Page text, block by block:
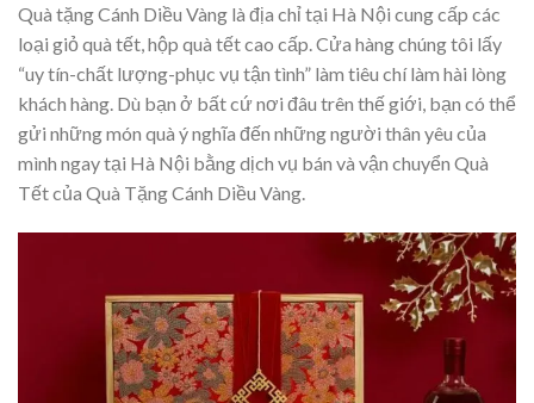
Quà tặng Cánh Diều Vàng là địa chỉ tại Hà Nội cung cấp các
loại giỏ quà tết, hộp quà tết cao cấp. Cửa hàng chúng tôi lấy
“uy tín-chất lượng-phục vụ tận tình” làm tiêu chí làm hài lòng
khách hàng. Dù bạn ở bất cứ nơi đâu trên thế giới, bạn có thể
gửi những món quà ý nghĩa đến những người thân yêu của
mình ngay tại Hà Nội bằng dịch vụ bán và vận chuyển Quà
Tết của Quà Tặng Cánh Diều Vàng.